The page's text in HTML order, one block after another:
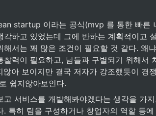
각하고 있었는데 그에 반하는 계획적이고
해서는 꽤 많은 조건이 필요할 것 같다. 왜
찰력이 필요하고, 남들과 구별되기 위해서
않아 보이지만 결국 저자가 강조했듯이 경
쉽지않아보인다.
. 특히 팀을 구성하거나 창업자의 역할 등